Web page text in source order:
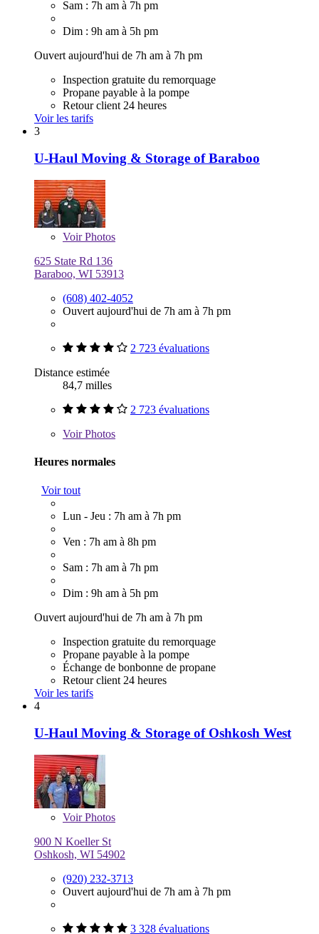
Sam : 7h am à 7h pm
Dim : 9h am à 5h pm
Ouvert aujourd'hui de 7h am à 7h pm
Inspection gratuite du remorquage
Propane payable à la pompe
Retour client 24 heures
Voir les tarifs
3
U-Haul Moving & Storage of Baraboo
VoirPhotos
625 State Rd 136
Baraboo, WI 53913
(608) 402-4052
Ouvert aujourd'hui de 7h am à 7h pm
2 723 évaluations
Distance estimée
84,7 milles
2 723 évaluations
VoirPhotos
Heures normales
Voir tout
Lun - Jeu : 7h am à 7h pm
Ven : 7h am à 8h pm
Sam : 7h am à 7h pm
Dim : 9h am à 5h pm
Ouvert aujourd'hui de 7h am à 7h pm
Inspection gratuite du remorquage
Propane payable à la pompe
Échange de bonbonne de propane
Retour client 24 heures
Voir les tarifs
4
U-Haul Moving & Storage of Oshkosh West
VoirPhotos
900 N Koeller St
Oshkosh, WI 54902
(920) 232-3713
Ouvert aujourd'hui de 7h am à 7h pm
3 328 évaluations